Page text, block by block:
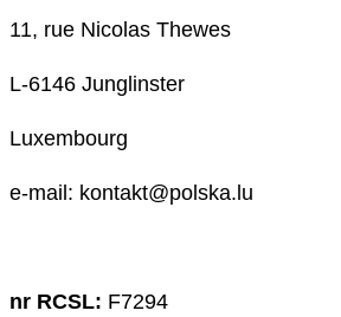
11, rue Nicolas Thewes
L-6146 Junglinster
Luxembourg
e-mail: kontakt@polska.lu
nr RCSL: F7294